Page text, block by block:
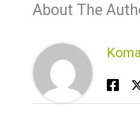
About The